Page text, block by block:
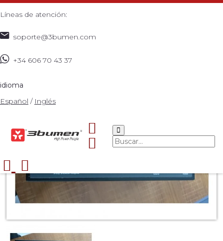
Líneas de atención:
soporte@3bumen.com
+34 606 70 43 37
idioma
Español / Inglés
INTELIGENTE 4POE+2